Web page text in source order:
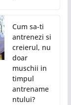
Cum sa-ti
antrenezi si
creierul, nu
doar
muschii in
timpul
antrename
ntului?